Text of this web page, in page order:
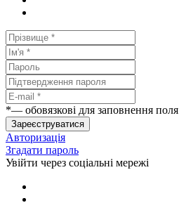
*— обовязкові для заповнення поля
Зареєструватися
Авторизація
Згадати пароль
Увійти через соціальні мережі